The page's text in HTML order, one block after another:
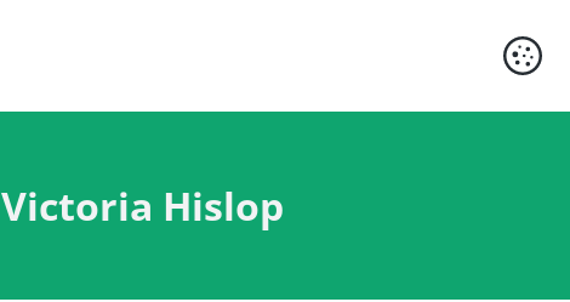
Victoria Hislop